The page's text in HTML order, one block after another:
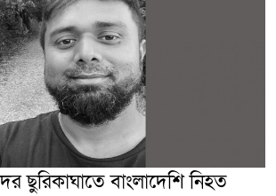
ছুরিকাঘাতে বাংলাদেশি নিহত